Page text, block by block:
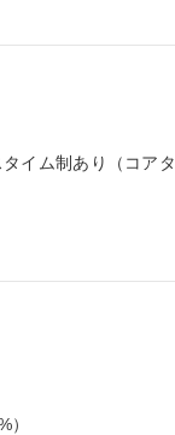
イム制あり（コア